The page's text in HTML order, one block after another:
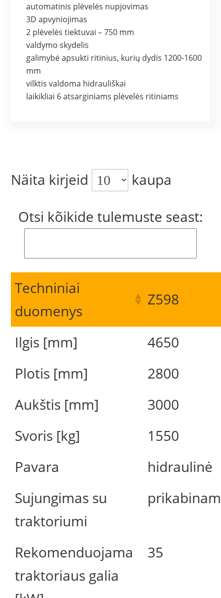
automatinis plėvelės nupjovimas
3D apvyniojimas
2 plėvelės tiektuvai – 750 mm
valdymo skydelis
galimybė apsukti ritinius, kurių dydis 1200-1600
mm
vilktis valdoma hidrauliškai
laikikliai 6 atsarginiams plėvelės ritiniams
Näita kirjeid
kaupa
Otsi kõikide tulemuste seast:
Techniniai
duomenys
Z598
Ilgis [mm]
4650
Plotis [mm]
2800
Aukštis [mm]
3000
Svoris [kg]
1550
Pavara
hidraulinė
Sujungimas su
traktoriumi
Rekomenduojama
traktoriaus galia
35